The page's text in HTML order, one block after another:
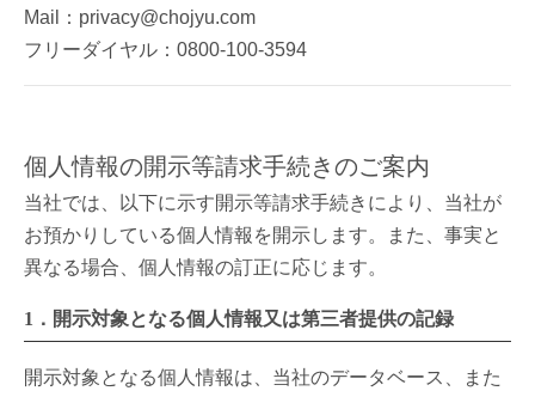
Mail：privacy@chojyu.com
フリーダイヤル：0800-100-3594
個人情報の開示等請求手続きのご案内
当社では、以下に示す開示等請求手続きにより、当社が
お預かりしている個人情報を開示します。また、事実と
異なる場合、個人情報の訂正に応じます。
1．開示対象となる個人情報又は第三者提供の記録
開示対象となる個人情報は、当社のデータベース、また